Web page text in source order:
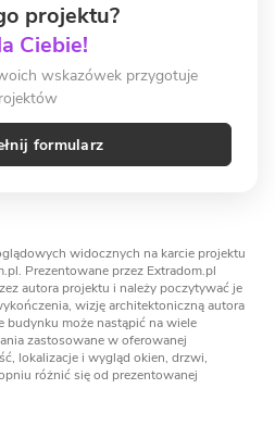
projektu?
Ciebie!
wskazówek przygotuje
formularz
widocznych na karcie projektu
Prezentowane przez Extradom.pl
autora projektu i należy poczytywać je
wizję architektoniczną autora
budynku może nastąpić na wiele
zastosowane w oferowanej
lokalizacje i wygląd okien, drzwi,
różnić się od prezentowanej